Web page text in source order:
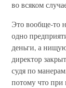
во всяком
Это вообще-то
одно
деньги, а
директор
судя по
потому что